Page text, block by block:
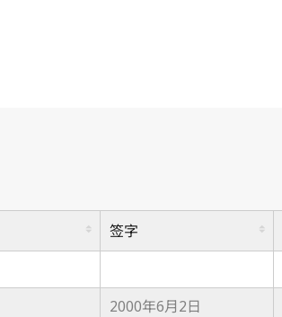
签字
2000年6月2日